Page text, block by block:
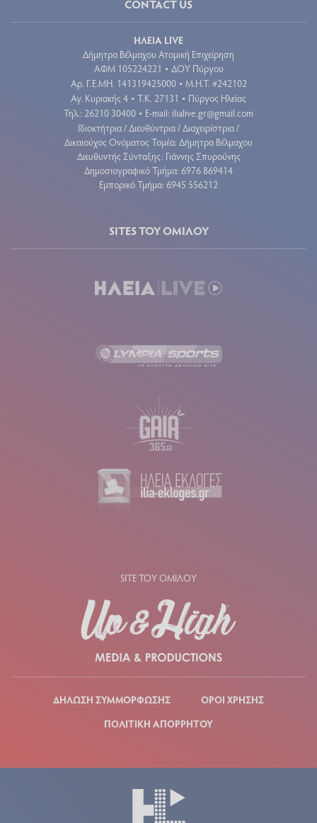
CONTACT US
ΗΛΕΙΑ LIVE
Δήμητρα Βέλμαχου Ατομική Επιχείρηση
ΑΦΜ 105224221 • ΔΟΥ Πύργου
Aρ. Γ.Ε.ΜΗ. 141319425000 • Μ.Η.Τ. #242102
Αγ. Κυριακής 4 • Τ.Κ. 27131 • Πύργος Ηλείας
Τηλ.: 26210 30400 • E-mail: ilialive.gr@gmail.com
Ιδιοκτήτρια / Διευθύντρια / Διαχειρίστρια /
Δικαιούχος Ονόματος Τομέα: Δήμητρα Βέλμαχου
Διευθυντής Σύνταξης: Γιάννης Σπυρούνης
Δημοσιογραφικό Τμήμα: 6976 869414
Εμπορικό Τμήμα: 6945 556212
SITES ΤΟΥ ΟΜΙΛΟΥ
SITE ΤΟΥ ΟΜΙΛΟΥ
ΔΗΛΩΣΗ ΣΥΜΜΟΡΦΩΣΗΣ
ΟΡΟΙ ΧΡΗΣΗΣ
ΠΟΛΙΤΙΚΗ ΑΠΟΡΡΗΤΟΥ